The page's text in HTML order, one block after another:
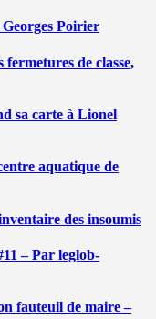
Poirier
de classe,
sa carte à Lionel
aquatique de
des insoumis
– Par leglob-
fauteuil de maire –